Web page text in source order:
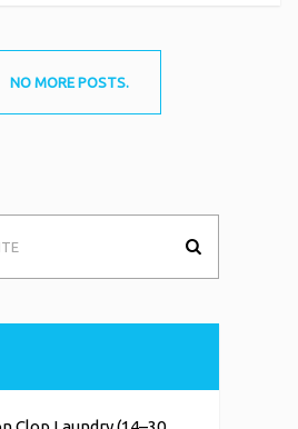
NO MORE POSTS.